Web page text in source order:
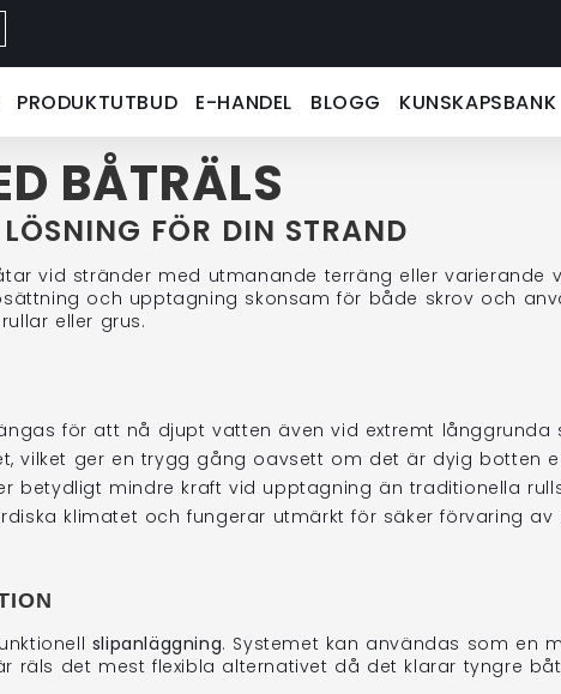
PRODUKTUTBUD E-HANDEL BLOGG KUNSKAPSBANK
BÅTRÄLS
FÖR DIN STRAND
vid stränder med utmanande terräng eller varierande
och upptagning skonsam för både skrov och
eller grus.
för att nå djupt vatten även vid extremt långgrunda
vilket ger en trygg gång oavsett om det är dyig botten
betydligt mindre kraft vid upptagning än traditionella
klimatet och fungerar utmärkt för säker förvaring
slipanläggning. Systemet kan användas som en
räls det mest flexibla alternativet då det klarar tyngre